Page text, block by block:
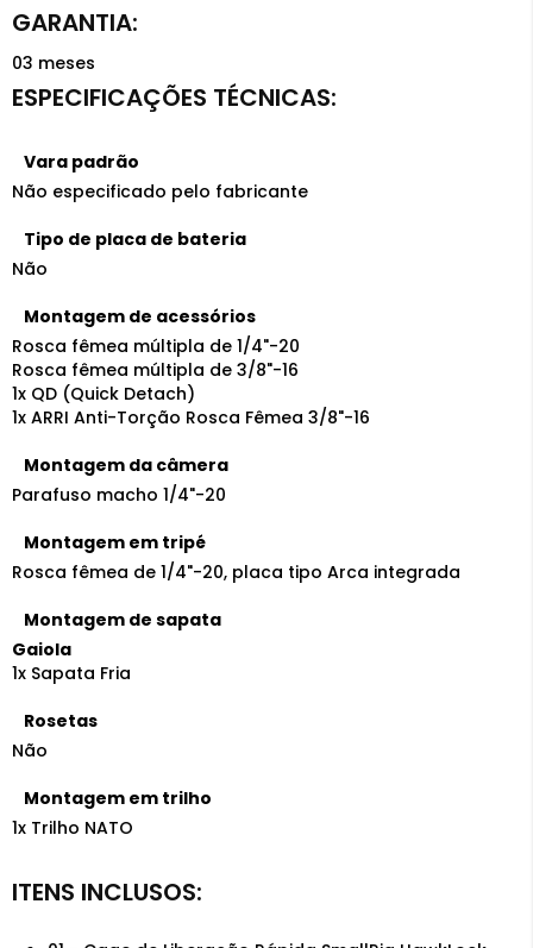
03 meses
Vara padrão
Não especificado pelo fabricante
Tipo de placa de bateria
Não
Montagem de acessórios
Rosca fêmea múltipla de 1/4"-20
Rosca fêmea múltipla de 3/8"-16
1x QD (Quick Detach)
1x ARRI Anti-Torção Rosca Fêmea 3/8"-16
Montagem da câmera
Parafuso macho 1/4"-20
Montagem em tripé
Rosca fêmea de 1/4"-20, placa tipo Arca integrada
Montagem de sapata
Gaiola
1x Sapata Fria
Rosetas
Não
Montagem em trilho
1x Trilho NATO